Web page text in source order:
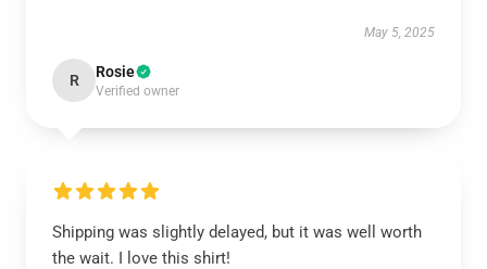
May 5, 2025
R Rosie
Verified owner
Shipping was slightly delayed, but it was well worth
the wait. I love this shirt!